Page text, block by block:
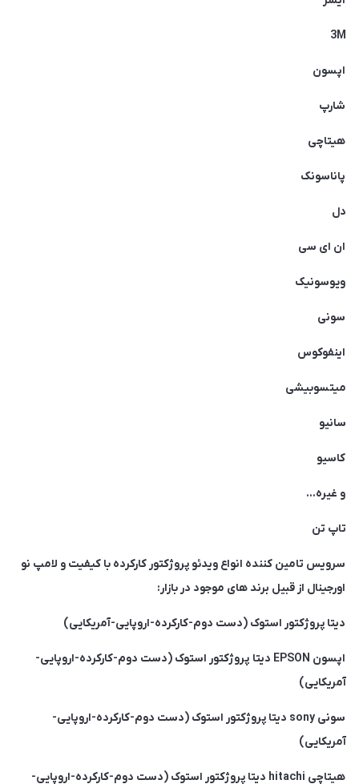
3M
اپسون
شارپ
هیتاچی
پاناسونک
دل
ان ای سی
ویوسونیک
سونی
اینفوکوس
میتسوبیشی
سانیو
کاسیو
و غیره…
تاپ تن
سرویس تامین کننده انواع ویدئو پروژکتور کارکرده با کیفیت و لامپ نو
اورجینال از قبیل برند های موجود در بازار:
دیتا پروژکتور استوک (دست دوم-کارکرده-اروپایی-آمریکایی)
اپسون EPSON دیتا پروژکتور استوک (دست دوم-کارکرده-اروپایی-
آمریکایی)
سونی sony دیتا پروژکتور استوک (دست دوم-کارکرده-اروپایی-
آمریکایی)
هیتاچی hitachi دیتا پروژکتور استوک (دست دوم-کارکرده-اروپایی-